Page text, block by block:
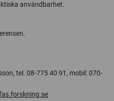
användbarhet.
tel. 08-775 40 91, mobil: 070-